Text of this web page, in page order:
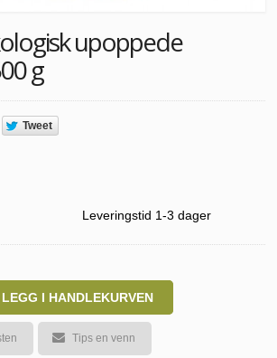
upoppede
g
Tweet
Leveringstid 1-3 dager
LEGG I HANDLEKURVEN
Tips en venn